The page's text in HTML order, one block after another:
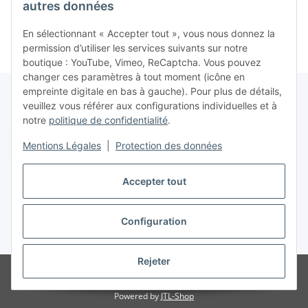
Accepter tout
Configuration
Rejeter
autres données
En sélectionnant « Accepter tout », vous nous donnez la
permission d’utiliser les services suivants sur notre
boutique : YouTube, Vimeo, ReCaptcha. Vous pouvez
changer ces paramètres à tout moment (icône en
empreinte digitale en bas à gauche). Pour plus de détails,
veuillez vous référer aux configurations individuelles et à
notre politique de confidentialité.
Mentions Légales Protection des données
état) - Nintendo DS
Contrat de rétractation
* Tous les prix incluent la TVA conformément à la section §25a du German
Value Added Tax Act (UStG), horsfrais de port
Powered by JTL-Shop